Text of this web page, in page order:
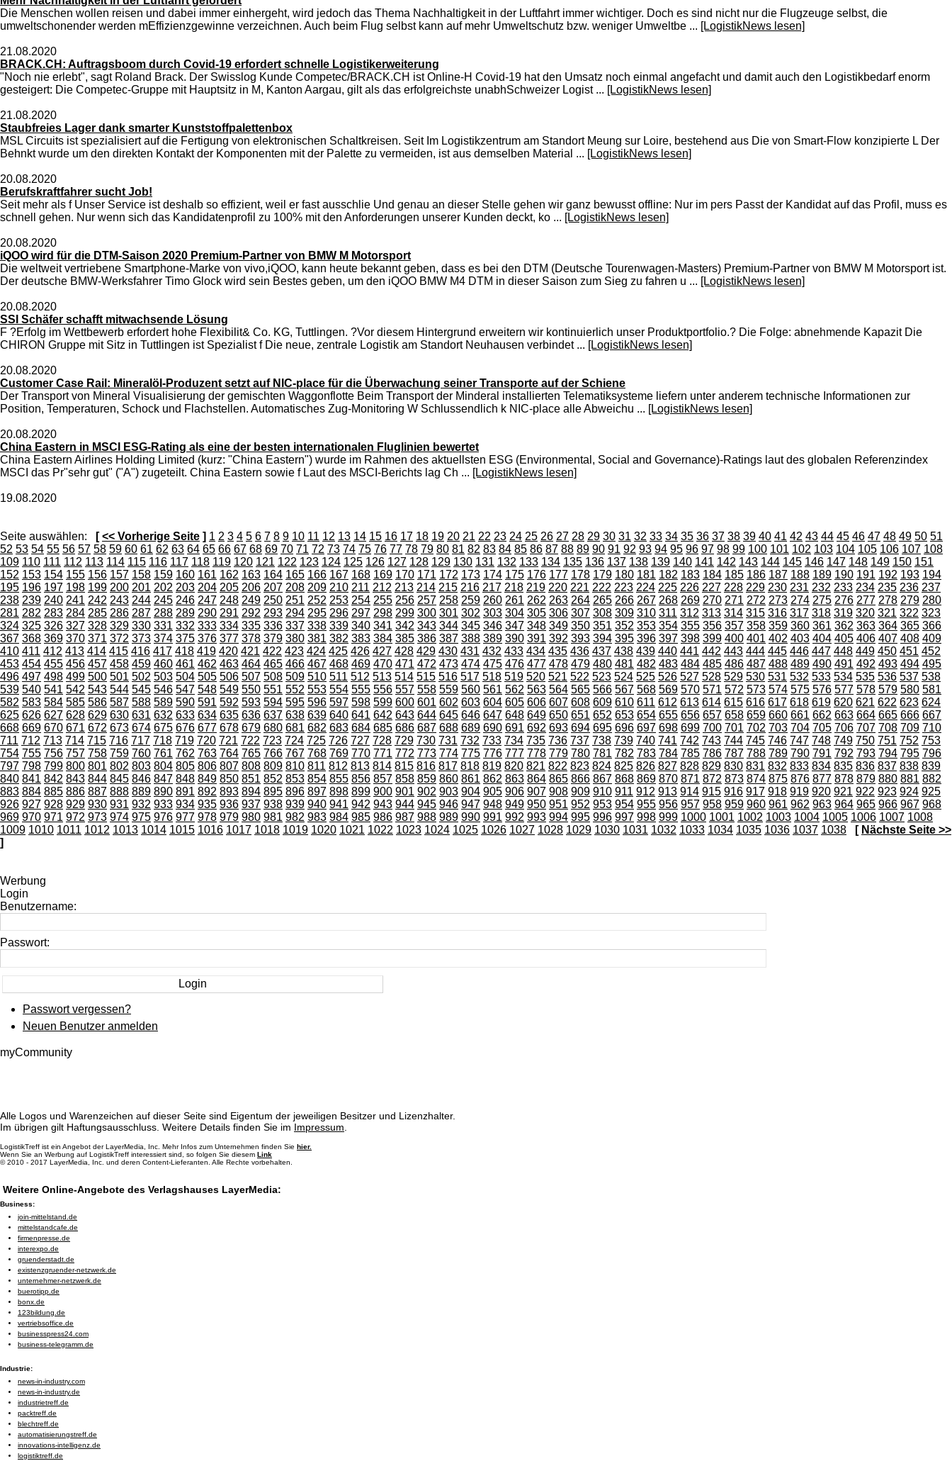
Die Menschen wollen reisen und dabei immer einhergeht, wird jedoch das Thema Nachhaltigkeit in der Luftfahrt immer wichtiger. Doch es sind nicht nur die Flugzeuge selbst, die
umweltschonender werden mEffizienzgewinne verzeichnen. Auch beim Flug selbst kann auf mehr Umweltschutz bzw. weniger Umweltbe ... [LogistikNews lesen]
21.08.2020
BRACK.CH: Auftragsboom durch Covid-19 erfordert schnelle Logistikerweiterung
"Noch nie erlebt", sagt Roland Brack. Der Swisslog Kunde Competec/BRACK.CH ist Online-H Covid-19 hat den Umsatz noch einmal angefacht und damit auch den Logistikbedarf enorm
gesteigert: Die Competec-Gruppe mit Hauptsitz in M, Kanton Aargau, gilt als das erfolgreichste unabhSchweizer Logist ... [LogistikNews lesen]
21.08.2020
Staubfreies Lager dank smarter Kunststoffpalettenbox
MSL Circuits ist spezialisiert auf die Fertigung von elektronischen Schaltkreisen. Seit Im Logistikzentrum am Standort Meung sur Loire, bestehend aus Die von Smart-Flow konzipierte L Der
Behnkt wurde um den direkten Kontakt der Komponenten mit der Palette zu vermeiden, ist aus demselben Material ... [LogistikNews lesen]
20.08.2020
Berufskraftfahrer sucht Job!
Seit mehr als f Unser Service ist deshalb so effizient, weil er fast ausschlie Und genau an dieser Stelle gehen wir ganz bewusst offline: Nur im pers Passt der Kandidat auf das Profil, muss es
schnell gehen. Nur wenn sich das Kandidatenprofil zu 100% mit den Anforderungen unserer Kunden deckt, ko ... [LogistikNews lesen]
20.08.2020
iQOO wird für die DTM-Saison 2020 Premium-Partner von BMW M Motorsport
Die weltweit vertriebene Smartphone-Marke von vivo,iQOO, kann heute bekannt geben, dass es bei den DTM (Deutsche Tourenwagen-Masters) Premium-Partner von BMW M Motorsport ist.
Der deutsche BMW-Werksfahrer Timo Glock wird sein Bestes geben, um den iQOO BMW M4 DTM in dieser Saison zum Sieg zu fahren u ... [LogistikNews lesen]
20.08.2020
SSI Schäfer schafft mitwachsende Lösung
F ?Erfolg im Wettbewerb erfordert hohe Flexibilit& Co. KG, Tuttlingen. ?Vor diesem Hintergrund erweitern wir kontinuierlich unser Produktportfolio.? Die Folge: abnehmende Kapazit Die
CHIRON Gruppe mit Sitz in Tuttlingen ist Spezialist f Die neue, zentrale Logistik am Standort Neuhausen verbindet ... [LogistikNews lesen]
20.08.2020
Customer Case Rail: Mineralöl-Produzent setzt auf NIC-place für die Überwachung seiner Transporte auf der Schiene
Der Transport von Mineral Visualisierung der gemischten Waggonflotte Beim Transport der Minderal installierten Telematiksysteme liefern unter anderem technische Informationen zur
Position, Temperaturen, Schock und Flachstellen. Automatisches Zug-Monitoring W Schlussendlich k NIC-place alle Abweichu ... [LogistikNews lesen]
20.08.2020
China Eastern in MSCI ESG-Rating als eine der besten internationalen Fluglinien bewertet
China Eastern Airlines Holding Limited (kurz: "China Eastern") wurde im Rahmen des aktuellsten ESG (Environmental, Social and Governance)-Ratings laut des globalen Referenzindex
MSCI das Pr"sehr gut" ("A") zugeteilt. China Eastern sowie f Laut des MSCI-Berichts lag Ch ... [LogistikNews lesen]
19.08.2020
Seite auswählen: [<< Vorherige Seite ] 1 2 3 4 5 6 7 8 9 10 11 12 13 14 15 16 17 18 19 20 21 22 23 24 25 26 27 28 29 30 31 32 33 34 35 36 37 38 39 40 41 42 43 44 45 46 47 48 49 50 51
52 53 54 55 56 57 58 59 60 61 62 63 64 65 66 67 68 69 70 71 72 73 74 75 76 77 78 79 80 81 82 83 84 85 86 87 88 89 90 91 92 93 94 95 96 97 98 99 100 101 102 103 104 105 106 107 108
109 110 111 112 113 114 115 116 117 118 119 120 121 122 123 124 125 126 127 128 129 130 131 132 133 134 135 136 137 138 139 140 141 142 143 144 145 146 147 148 149 150 151
152 153 154 155 156 157 158 159 160 161 162 163 164 165 166 167 168 169 170 171 172 173 174 175 176 177 178 179 180 181 182 183 184 185 186 187 188 189 190 191 192 193 194
195 196 197 198 199 200 201 202 203 204 205 206 207 208 209 210 211 212 213 214 215 216 217 218 219 220 221 222 223 224 225 226 227 228 229 230 231 232 233 234 235 236 237
238 239 240 241 242 243 244 245 246 247 248 249 250 251 252 253 254 255 256 257 258 259 260 261 262 263 264 265 266 267 268 269 270 271 272 273 274 275 276 277 278 279 280
281 282 283 284 285 286 287 288 289 290 291 292 293 294 295 296 297 298 299 300 301 302 303 304 305 306 307 308 309 310 311 312 313 314 315 316 317 318 319 320 321 322 323
324 325 326 327 328 329 330 331 332 333 334 335 336 337 338 339 340 341 342 343 344 345 346 347 348 349 350 351 352 353 354 355 356 357 358 359 360 361 362 363 364 365 366
367 368 369 370 371 372 373 374 375 376 377 378 379 380 381 382 383 384 385 386 387 388 389 390 391 392 393 394 395 396 397 398 399 400 401 402 403 404 405 406 407 408 409
410 411 412 413 414 415 416 417 418 419 420 421 422 423 424 425 426 427 428 429 430 431 432 433 434 435 436 437 438 439 440 441 442 443 444 445 446 447 448 449 450 451 452
453 454 455 456 457 458 459 460 461 462 463 464 465 466 467 468 469 470 471 472 473 474 475 476 477 478 479 480 481 482 483 484 485 486 487 488 489 490 491 492 493 494 495
496 497 498 499 500 501 502 503 504 505 506 507 508 509 510 511 512 513 514 515 516 517 518 519 520 521 522 523 524 525 526 527 528 529 530 531 532 533 534 535 536 537 538
539 540 541 542 543 544 545 546 547 548 549 550 551 552 553 554 555 556 557 558 559 560 561 562 563 564 565 566 567 568 569 570 571 572 573 574 575 576 577 578 579 580 581
582 583 584 585 586 587 588 589 590 591 592 593 594 595 596 597 598 599 600 601 602 603 604 605 606 607 608 609 610 611 612 613 614 615 616 617 618 619 620 621 622 623 624
625 626 627 628 629 630 631 632 633 634 635 636 637 638 639 640 641 642 643 644 645 646 647 648 649 650 651 652 653 654 655 656 657 658 659 660 661 662 663 664 665 666 667
668 669 670 671 672 673 674 675 676 677 678 679 680 681 682 683 684 685 686 687 688 689 690 691 692 693 694 695 696 697 698 699 700 701 702 703 704 705 706 707 708 709 710
711 712 713 714 715 716 717 718 719 720 721 722 723 724 725 726 727 728 729 730 731 732 733 734 735 736 737 738 739 740 741 742 743 744 745 746 747 748 749 750 751 752 753
754 755 756 757 758 759 760 761 762 763 764 765 766 767 768 769 770 771 772 773 774 775 776 777 778 779 780 781 782 783 784 785 786 787 788 789 790 791 792 793 794 795 796
797 798 799 800 801 802 803 804 805 806 807 808 809 810 811 812 813 814 815 816 817 818 819 820 821 822 823 824 825 826 827 828 829 830 831 832 833 834 835 836 837 838 839
840 841 842 843 844 845 846 847 848 849 850 851 852 853 854 855 856 857 858 859 860 861 862 863 864 865 866 867 868 869 870 871 872 873 874 875 876 877 878 879 880 881 882
883 884 885 886 887 888 889 890 891 892 893 894 895 896 897 898 899 900 901 902 903 904 905 906 907 908 909 910 911 912 913 914 915 916 917 918 919 920 921 922 923 924 925
926 927 928 929 930 931 932 933 934 935 936 937 938 939 940 941 942 943 944 945 946 947 948 949 950 951 952 953 954 955 956 957 958 959 960 961 962 963 964 965 966 967 968
969 970 971 972 973 974 975 976 977 978 979 980 981 982 983 984 985 986 987 988 989 990 991 992 993 994 995 996 997 998 999 1000 1001 1002 1003 1004 1005 1006 1007 1008
1009 1010 1011 1012 1013 1014 1015 1016 1017 1018 1019 1020 1021 1022 1023 1024 1025 1026 1027 1028 1029 1030 1031 1032 1033 1034 1035 1036 1037 1038 [ Nächste Seite >>
]
Werbung
Login
Benutzername:
Passwort:
Passwort vergessen?
Neuen Benutzer anmelden
myCommunity
Alle Logos und Warenzeichen auf dieser Seite sind Eigentum der jeweiligen Besitzer und Lizenzhalter.
Im übrigen gilt Haftungsausschluss. Weitere Details finden Sie im Impressum.
LogistikTreff ist ein Angebot der LayerMedia, Inc. Mehr Infos zum Unternehmen finden Sie hier.
Wenn Sie an Werbung auf LogistikTreff interessiert sind, so folgen Sie diesem Link
© 2010 - 2017 LayerMedia, Inc. und deren Content-Lieferanten. Alle Rechte vorbehalten.
Weitere Online-Angebote des Verlagshauses LayerMedia:
Business:
join-mittelstand.de
mittelstandcafe.de
firmenpresse.de
interexpo.de
gruenderstadt.de
existenzgruender-netzwerk.de
unternehmer-netzwerk.de
buerotipp.de
bonx.de
123bildung.de
vertriebsoffice.de
businesspress24.com
business-telegramm.de
Industrie:
news-in-industry.com
news-in-industry.de
industrietreff.de
packtreff.de
blechtreff.de
automatisierungstreff.de
innovations-intelligenz.de
logistiktreff.de